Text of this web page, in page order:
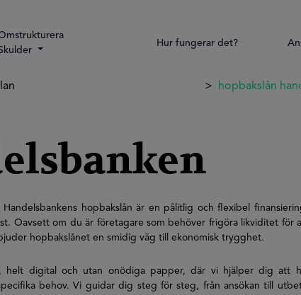
Hur fungerar det?
lan hopbakslån
hopbakslån är en pålitlig och flexibel
Oavsett om du är företagare som behöver frigöra likviditet för
hopbakslånet en smidig väg till ekonomisk trygghet.
helt digital och utan onödiga papper, där vi hjälper dig att
behov. Vi guidar dig steg för steg, från ansökan till